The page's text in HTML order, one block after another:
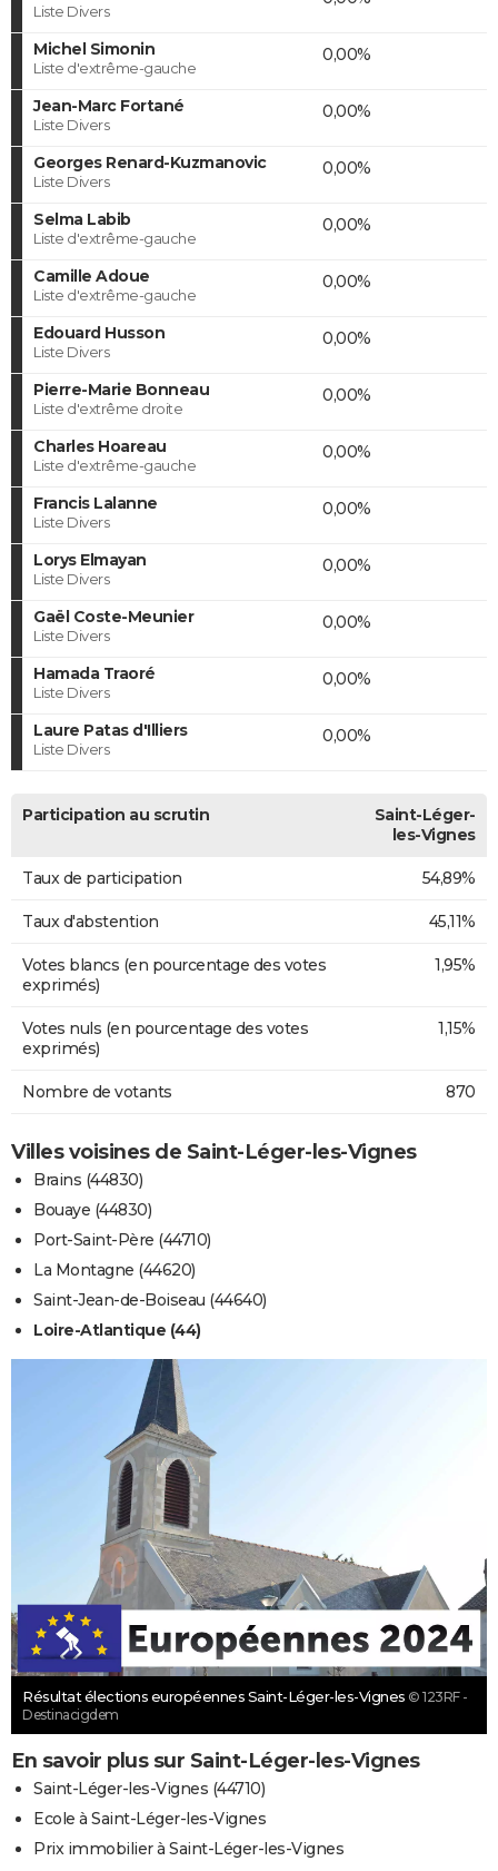
Liste Divers
Michel Simonin
Liste d'extrême-gauche
0,00%
Jean-Marc Fortané
Liste Divers
0,00%
Georges Renard-Kuzmanovic
Liste Divers
0,00%
Selma Labib
Liste d'extrême-gauche
0,00%
Camille Adoue
Liste d'extrême-gauche
0,00%
Edouard Husson
Liste Divers
0,00%
Pierre-Marie Bonneau
Liste d'extrême droite
0,00%
Charles Hoareau
Liste d'extrême-gauche
0,00%
Francis Lalanne
Liste Divers
0,00%
Lorys Elmayan
Liste Divers
0,00%
Gaël Coste-Meunier
Liste Divers
0,00%
Hamada Traoré
Liste Divers
0,00%
Laure Patas d'Illiers
Liste Divers
0,00%
Participation au scrutin
Saint-Léger-
les-Vignes
Taux de participation 54,89%
Taux d'abstention 45,11%
Votes blancs (en pourcentage des votes
exprimés)
1,95%
Votes nuls (en pourcentage des votes
exprimés)
1,15%
Nombre de votants 870
Villes voisines de Saint-Léger-les-Vignes
Brains (44830)
Bouaye (44830)
Port-Saint-Père (44710)
La Montagne (44620)
Saint-Jean-de-Boiseau (44640)
Loire-Atlantique (44)
Résultat élections européennes Saint-Léger-les-Vignes © 123RF -
Destinacigdem
En savoir plus sur Saint-Léger-les-Vignes
Saint-Léger-les-Vignes (44710)
Ecole à Saint-Léger-les-Vignes
Prix immobilier à Saint-Léger-les-Vignes